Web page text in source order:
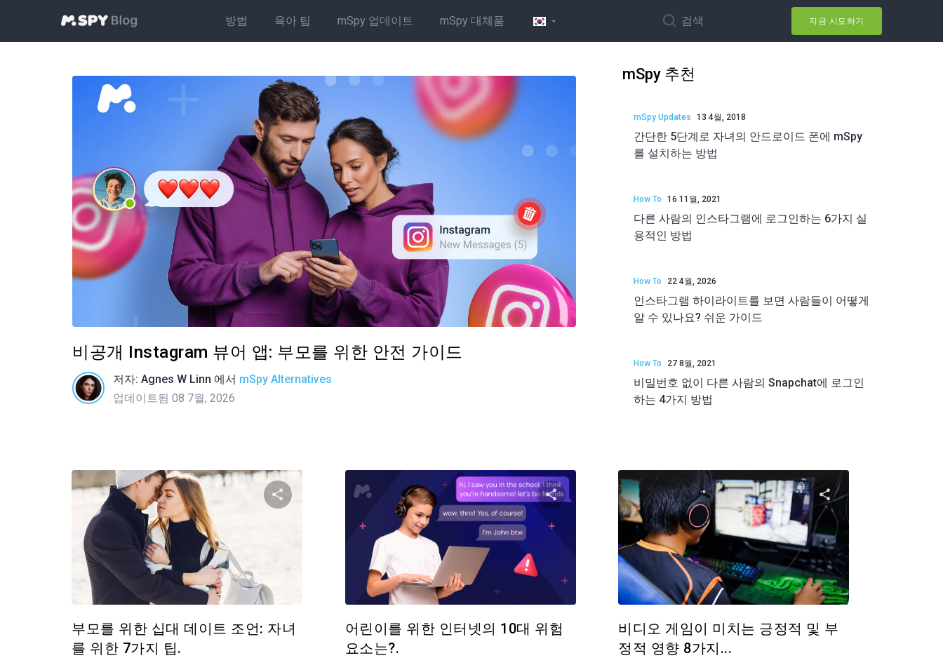
방법 육아 팁 mSpy 업데이트 mSpy 대체품 검색 지금 시도하기
비공개 Instagram 뷰어 앱: 부모를 위한 안전 가이드
저자: Agnes W Linn 에서 mSpy Alternatives
업데이트됨 08 7월, 2026
mSpy 추천
mSpy Updates 13 4월, 2018
간단한 5단계로 자녀의 안드로이드 폰에 mSpy
를 설치하는 방법
How To 16 11월, 2021
다른 사람의 인스타그램에 로그인하는 6가지 실
용적인 방법
How To 22 4월, 2026
인스타그램 하이라이트를 보면 사람들이 어떻게
알 수 있나요? 쉬운 가이드
How To 27 8월, 2021
비밀번호 없이 다른 사람의 Snapchat에 로그인
하는 4가지 방법
이 기사 공유하기
링크 복사
부모를 위한 십대 데이트 조언: 자녀
를 위한 7가지 팁.
이 기사 공유하기
Facebook 링크 복사
어린이를 위한 인터넷의 10대 위험
요소는?.
이 기사 공유하
트위터
비디오 게임이 미치는 긍정적 및 부
정적 영향 8가지...